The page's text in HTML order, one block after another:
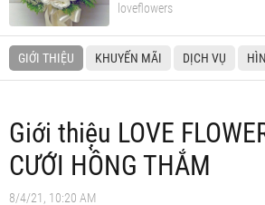
loveflowers
GIỚI THIỆU KHUYẾN MÃI DỊCH VỤ
Giới thiệu LOVE
CƯỚI HỒNG THẮM
8/4/21, 10:20 AM